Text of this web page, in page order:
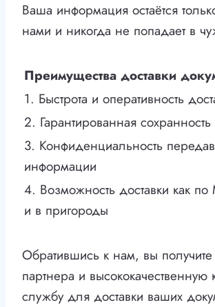
Ваша информация остаётся
нами и никогда не попадает в
Преимущества доставки
1. Быстрота и оперативность
2. Гарантированная сохранность
3. Конфиденциальность
информации
4. Возможность доставки как по
и в пригороды
Обратившись к нам, вы
партнера и высококачественную
службу для доставки ваших